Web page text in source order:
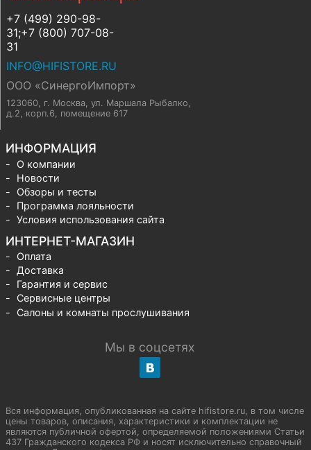
+7 (499) 290-98-
31;+7 (800) 707-08-
31
INFO@HIFISTORE.RU
ООО «СинергоИмпорт»
123060, г. Москва, ул. Маршала Рыбалко,
д.2, корп.6, помещение 617
ИНФОРМАЦИЯ
О компании
Новости
Обзоры и тесты
Программа лояльности
Условия использования сайта
ИНТЕРНЕТ-МАГАЗИН
Оплата
Доставка
Гарантия и сервис
Сервисные центры
Салоны и комнаты прослушивания
Мы в соцсетях
Вся информация, опубликованная на сайте hifistore.ru, в том числе
цены товаров, описания, характеристики и комплектации не
являются публичной офертой, определяемой положениями Статьи
437 Гражданского кодекса РФ и носят исключительно справочный